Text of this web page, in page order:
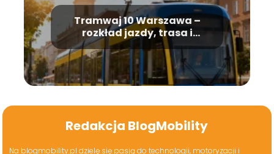
Tramwaj 10 Warszawa –
rozkład jazdy, trasa i
przystanki
Redakcja BlogMobility
Na blogmobility.pl dzielę się pasją do technologii, motoryzacji i